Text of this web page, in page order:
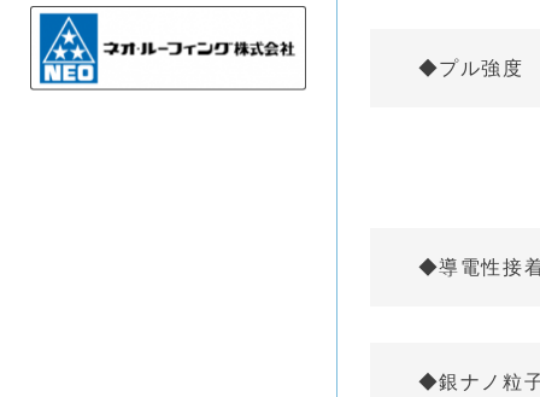
◆プル強度
◆導電性接
◆銀ナノ粒